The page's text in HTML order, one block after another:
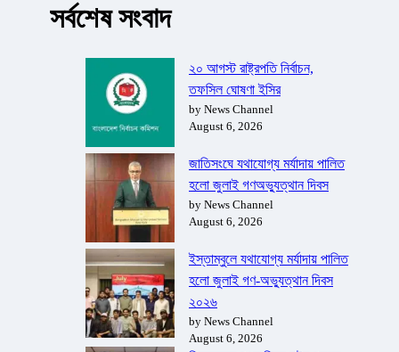
সর্বশেষ সংবাদ
২০ আগস্ট রাষ্ট্রপতি নির্বাচন,
তফসিল ঘোষণা ইসির
by News Channel
August 6, 2026
জাতিসংঘে যথাযোগ্য মর্যাদায় পালিত
হলো জুলাই গণঅভ্যুত্থান দিবস
by News Channel
August 6, 2026
ইস্তাম্বুলে যথাযোগ্য মর্যাদায় পালিত
হলো জুলাই গণ-অভ্যুত্থান দিবস
২০২৬
by News Channel
August 6, 2026